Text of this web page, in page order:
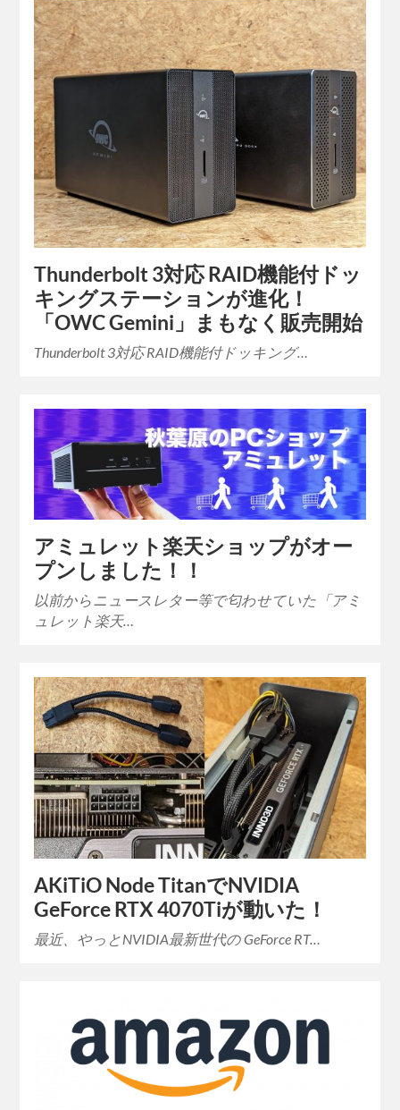
Thunderbolt 3対応 RAID機能付ドッ
キングステーションが進化！
「OWC Gemini」まもなく販売開始
Thunderbolt 3対応 RAID機能付ドッキング…
アミュレット楽天ショップがオー
プンしました！！
以前からニュースレター等で匂わせていた「アミ
ュレット楽天…
AKiTiO Node TitanでNVIDIA
GeForce RTX 4070Tiが動いた！
最近、やっとNVIDIA最新世代の GeForce RT…